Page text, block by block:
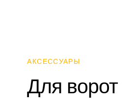
АКСЕССУАРЫ
Для ворот